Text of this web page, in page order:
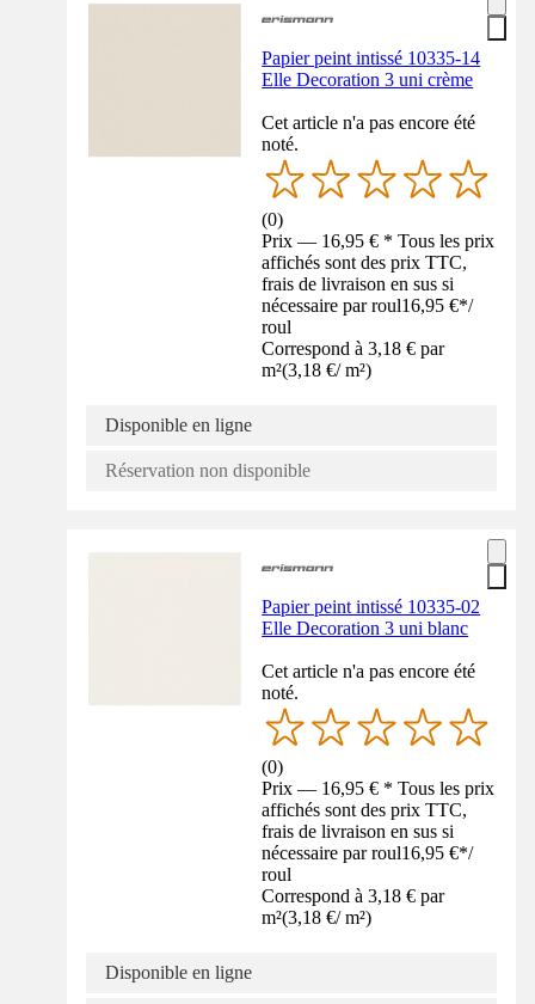
Papier peint intissé 10335-14
Elle Decoration 3 uni crème
Cet article n'a pas encore été
noté.
(0)
Prix — 16,95 € * Tous les prix
affichés sont des prix TTC,
frais de livraison en sus si
nécessaire par roul16,95 €*/
roul
Correspond à 3,18 € par
m²(3,18 €/ m²)
Disponible en ligne
Réservation non disponible
Papier peint intissé 10335-02
Elle Decoration 3 uni blanc
Cet article n'a pas encore été
noté.
(0)
Prix — 16,95 € * Tous les prix
affichés sont des prix TTC,
frais de livraison en sus si
nécessaire par roul16,95 €*/
roul
Correspond à 3,18 € par
m²(3,18 €/ m²)
Disponible en ligne